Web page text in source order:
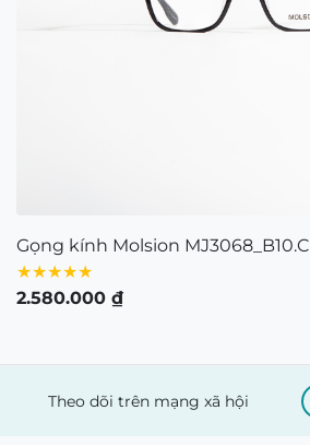
Gọng kính Molsion MJ3068_B10.C
★★★★★
2.580.000 ₫
Theo dõi trên mạng xã hội